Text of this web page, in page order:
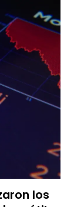
los